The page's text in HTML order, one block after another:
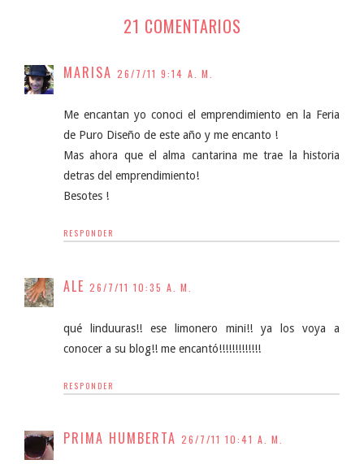
21 COMENTARIOS
MARISA 26/7/11 9:14 A. M.
Me encantan yo conoci el emprendimiento en la Feria
de Puro Diseño de este año y me encanto !
Mas ahora que el alma cantarina me trae la historia
detras del emprendimiento!
Besotes !
RESPONDER
ALE 26/7/11 10:35 A. M.
qué linduuras!! ese limonero mini!! ya los voya a
conocer a su blog!! me encantó!!!!!!!!!!!!!
RESPONDER
PRIMA HUMBERTA 26/7/11 10:41 A. M.